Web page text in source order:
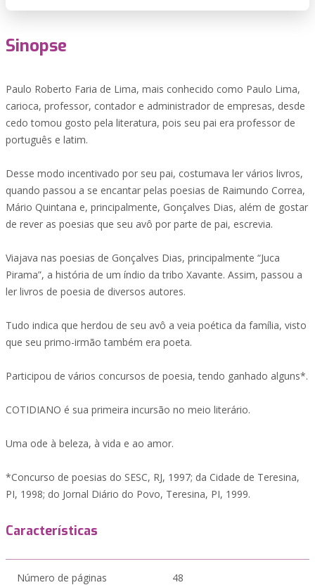
Sinopse
Paulo Roberto Faria de Lima, mais conhecido como Paulo Lima,
carioca, professor, contador e administrador de empresas, desde
cedo tomou gosto pela literatura, pois seu pai era professor de
português e latim.
Desse modo incentivado por seu pai, costumava ler vários livros,
quando passou a se encantar pelas poesias de Raimundo Correa,
Mário Quintana e, principalmente, Gonçalves Dias, além de gostar
de rever as poesias que seu avô por parte de pai, escrevia.
Viajava nas poesias de Gonçalves Dias, principalmente “Juca
Pirama”, a história de um índio da tribo Xavante. Assim, passou a
ler livros de poesia de diversos autores.
Tudo indica que herdou de seu avô a veia poética da família, visto
que seu primo-irmão também era poeta.
Participou de vários concursos de poesia, tendo ganhado alguns*.
COTIDIANO é sua primeira incursão no meio literário.
Uma ode à beleza, à vida e ao amor.
*Concurso de poesias do SESC, RJ, 1997; da Cidade de Teresina,
PI, 1998; do Jornal Diário do Povo, Teresina, PI, 1999.
Características
Número de páginas 48